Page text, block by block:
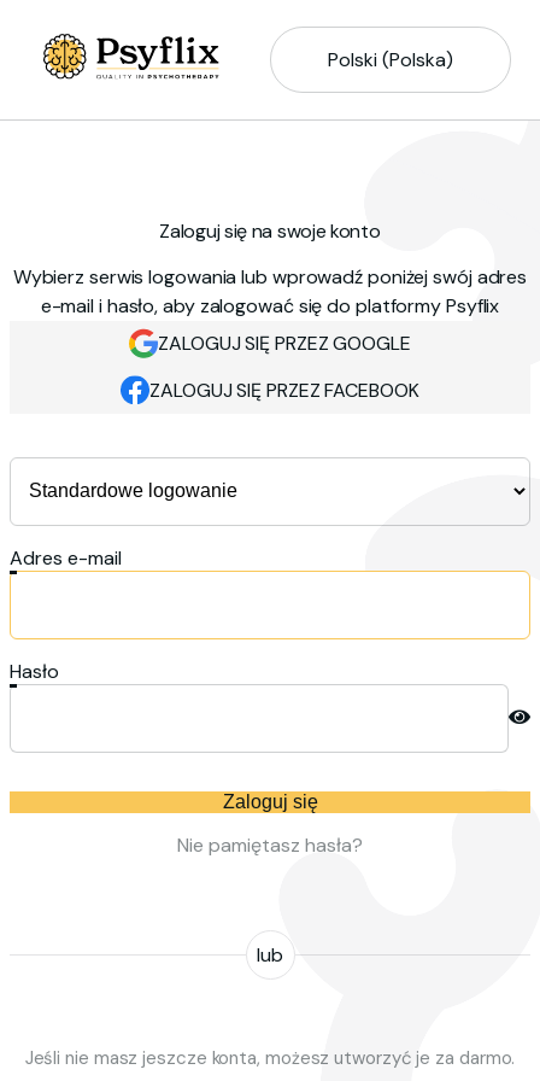
Polski (Polska)
Zaloguj się na swoje konto
Wybierz serwis logowania lub wprowadź poniżej swój adres
e-mail i hasło, aby zalogować się do platformy Psyflix
ZALOGUJ SIĘ PRZEZ GOOGLE
ZALOGUJ SIĘ PRZEZ FACEBOOK
Adres e-mail
Hasło
Zaloguj się
Nie pamiętasz hasła?
lub
Jeśli nie masz jeszcze konta, możesz utworzyć je za darmo.